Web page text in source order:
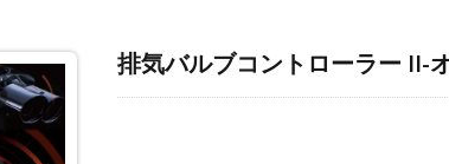
排気バルブコントローラー II-